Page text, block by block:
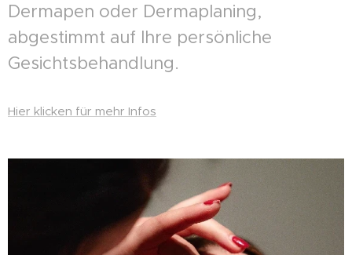
Dermapen oder Dermaplaning,
abgestimmt auf Ihre persönliche
Gesichtsbehandlung.
Hier klicken für mehr Infos